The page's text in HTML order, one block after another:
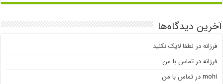
آخرین دیدگاه‌ها
فرزانهدر لطفا لایک نکنید
فرزانهدرتماس با من
mohiدرتماس با من